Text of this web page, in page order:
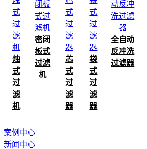
烛
式
过
滤
机
密闭
板式
过滤
机
芯
式
过
滤
器
袋
式
过
滤
器
全自动
反冲洗
过滤器
案例中心
新闻中心